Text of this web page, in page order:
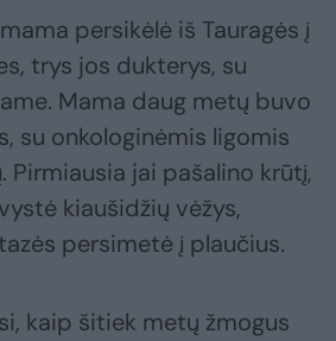
persikėlė iš Tauragės į
trys jos dukterys, su
Mama daug metų buvo
su onkologinėmis ligomis
Pirmiausia jai pašalino krūtį,
kiaušidžių vėžys,
persimetė į plaučius.
kaip šitiek metų žmogus